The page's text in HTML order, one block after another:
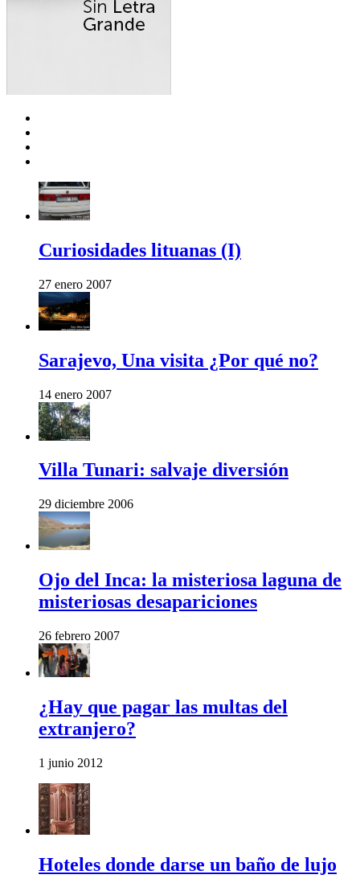
Curiosidades lituanas (I)
27 enero 2007
Sarajevo, Una visita ¿Por qué no?
14 enero 2007
Villa Tunari: salvaje diversión
29 diciembre 2006
Ojo del Inca: la misteriosa laguna de
misteriosas desapariciones
26 febrero 2007
¿Hay que pagar las multas del
extranjero?
1 junio 2012
Hoteles donde darse un baño de lujo